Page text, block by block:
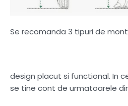
Se recomanda 3 tipuri de
design placut si functional. In
se tine cont de urmatoarele